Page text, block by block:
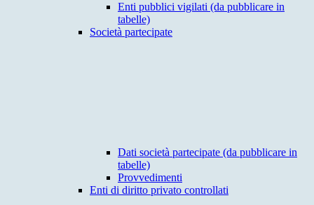
Enti pubblici vigilati (da pubblicare in
tabelle)
Società partecipate
Dati società partecipate (da pubblicare in
tabelle)
Provvedimenti
Enti di diritto privato controllati